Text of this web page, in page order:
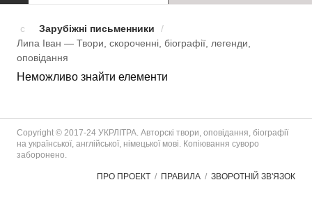
Твори українською
Твори англійською
БІОГРАФІЇ
Українські письменники
Зарубіжні письменники
/
Липа Іван — Твори, скороченні, біографії, легенди,
оповiдання
Неможливо знайти елементи
Copyright © 2017-24 УКРЛІТРА. Авторскі твори, оповідання, біографії
на української, англійської, німецької мові. Копіювання суворо
заборонено.
ПРО ПРОЕКТ ПРАВИЛА ЗВОРОТНІЙ ЗВ'ЯЗОК